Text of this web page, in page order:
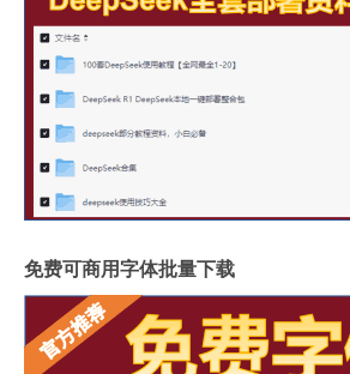
免费可商用字体批量下载